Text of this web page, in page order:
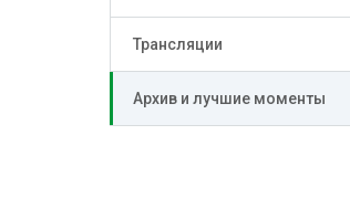
Трансляции
Архив и лучшие моменты